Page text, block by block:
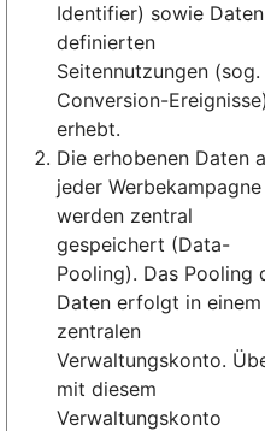
Identifier) sowie
definierten
Seitennutzungen (sog.
Conversion-
erhebt.
Die erhobenen Daten
jeder Werbekampagne
werden zentral
gespeichert (Data-
Pooling). Das Pooling
Daten erfolgt in einem
zentralen
Verwaltungskonto.
mit diesem
Verwaltungskonto